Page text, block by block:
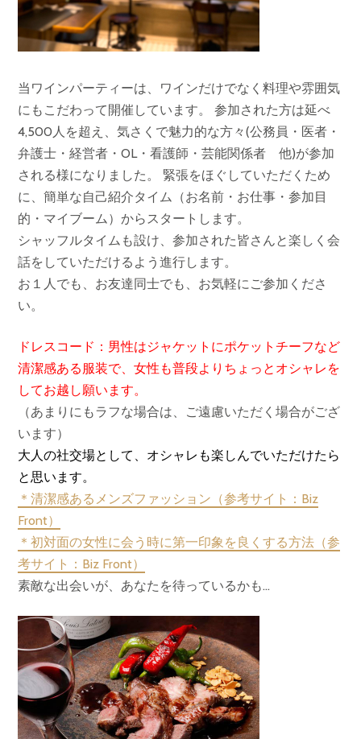
当ワインパーティーは、ワインだけでなく料理や雰囲気
にもこだわって開催しています。 参加された方は延べ
4,500人を超え、気さくで魅力的な方々(公務員・医者・
弁護士・経営者・OL・看護師・芸能関係者 他)が参加
される様になりました。 緊張をほぐしていただくため
に、簡単な自己紹介タイム（お名前・お仕事・参加目
的・マイブーム）からスタートします。
シャッフルタイムも設け、参加された皆さんと楽しく会
話をしていただけるよう進行します。
お１人でも、お友達同士でも、お気軽にご参加くださ
い。
ドレスコード：男性はジャケットにポケットチーフなど
清潔感ある服装で、女性も普段よりちょっとオシャレを
してお越し願います。
（あまりにもラフな場合は、ご遠慮いただく場合がござ
います）
大人の社交場として、オシャレも楽しんでいただけたら
と思います。
＊清潔感あるメンズファッション（参考サイト：Biz
Front）
＊初対面の女性に会う時に第一印象を良くする方法（参
考サイト：Biz Front）
素敵な出会いが、あなたを待っているかも…